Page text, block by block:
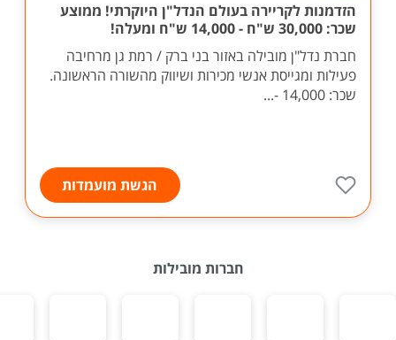
הזדמנות לקריירה בעולם הנדל"ן היוקרתי! ממוצע
שכר: 30,000 ש"ח - 14,000 ש"ח ומעלה!
חברת נדל"ן מובילה באזור בני ברק / רמת גן מרחיבה
פעילות ומגייסת אנשי מכירות ושיווק מהשורה הראשונה.
שכר: 14,000 -...
הגשת מועמדות
חברות מובילות